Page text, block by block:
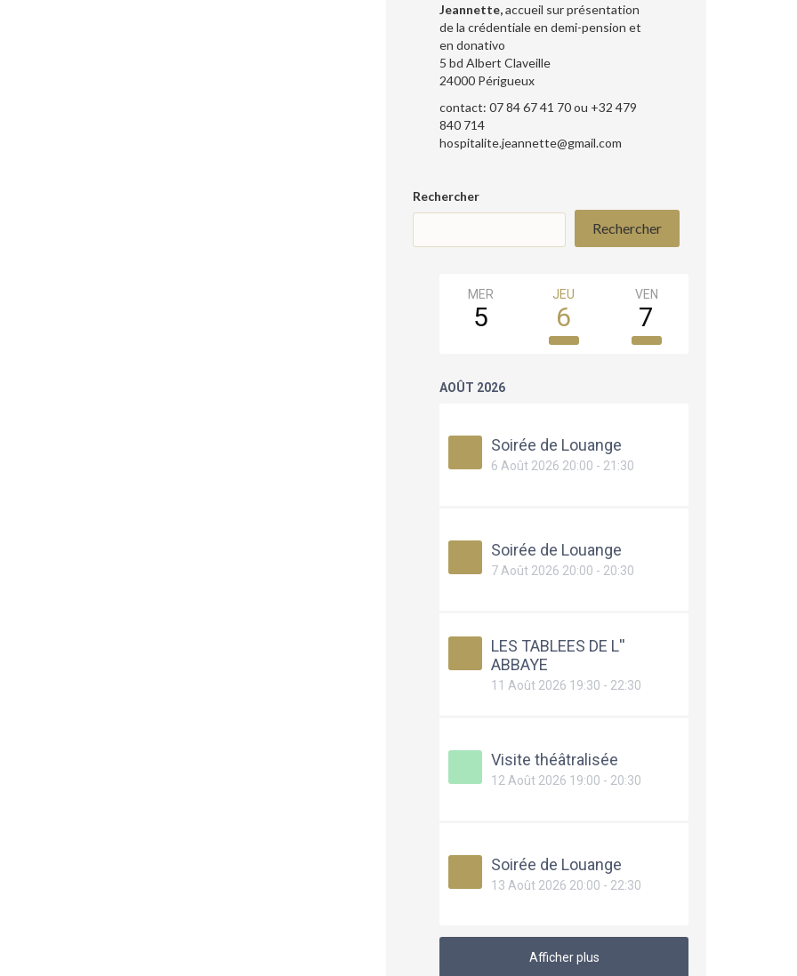
Jeannette,accueil sur présentation
de la crédentiale en demi-pension et
en donativo
5 bd Albert Claveille
24000 Périgueux
contact: 07 84 67 41 70 ou +32 479
840 714
hospitalite.jeannette@gmail.com
Rechercher
Rechercher
MER
5
JEU
6
VEN
7
AOÛT 2026
Soirée de Louange
6 Août 2026 20:00 - 21:30
Soirée de Louange
7 Août 2026 20:00 - 20:30
LES TABLEES DE L''
ABBAYE
11 Août 2026 19:30 - 22:30
Visite théâtralisée
12 Août 2026 19:00 - 20:30
Soirée de Louange
13 Août 2026 20:00 - 22:30
Afficher plus